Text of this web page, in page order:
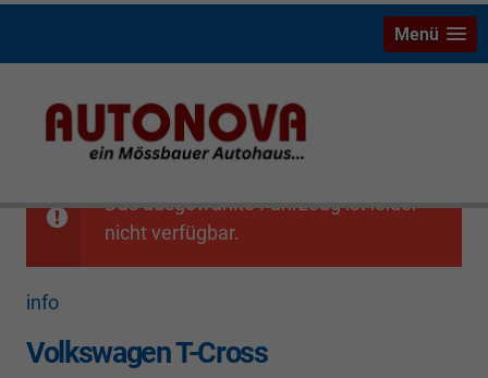
Menü
Das ausgewählte Fahrzeug ist leider
nicht verfügbar.
info
Volkswagen T-Cross